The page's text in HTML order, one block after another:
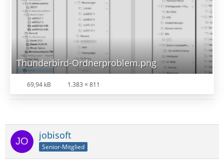
Thunderbird-Ordnerproblem.png
69,94 kB 1.383 × 811
jobisoft
Senior-Mitglied